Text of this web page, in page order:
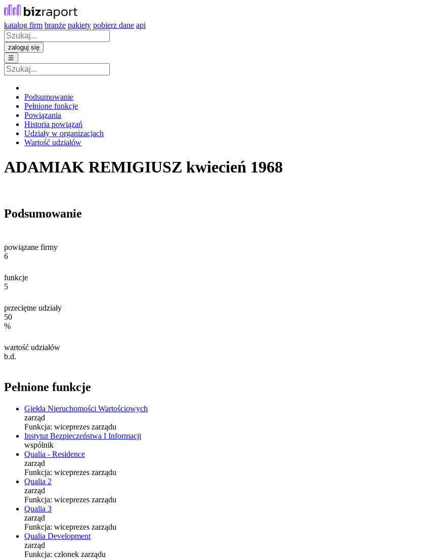
katalog firm branże pakiety pobierz dane api
zaloguj się
☰
Podsumowanie
Pełnione funkcje
Powiązania
Historia powiązań
Udziały w organizacjach
Wartość udziałów
ADAMIAK REMIGIUSZ kwiecień 1968
Podsumowanie
powiązane firmy
6
funkcje
5
przeciętne udziały
50
%
wartość udziałów
b.d.
Pełnione funkcje
Giełda Nieruchomości Wartościowych
zarząd
Funkcja: wiceprezes zarządu
Instytut Bezpieczeństwa I Informacji
wspólnik
Qualia - Residence
zarząd
Funkcja: wiceprezes zarządu
Qualia 2
zarząd
Funkcja: wiceprezes zarządu
Qualia 3
zarząd
Funkcja: wiceprezes zarządu
Qualia Development
zarząd
Funkcja: członek zarządu